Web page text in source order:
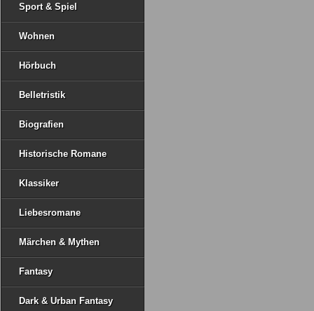
Sport & Spiel
Wohnen
Hörbuch
Belletristik
Biografien
Historische Romane
Klassiker
Liebesromane
Märchen & Mythen
Fantasy
Dark & Urban Fantasy